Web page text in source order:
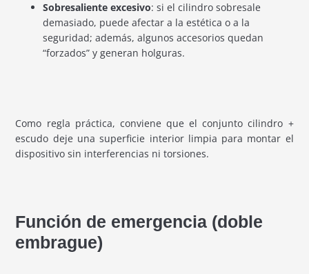
Sobresaliente excesivo: si el cilindro sobresale
demasiado, puede afectar a la estética o a la
seguridad; además, algunos accesorios quedan
“forzados” y generan holguras.
Como regla práctica, conviene que el conjunto cilindro +
escudo deje una superficie interior limpia para montar el
dispositivo sin interferencias ni torsiones.
Función de emergencia (doble
embrague)